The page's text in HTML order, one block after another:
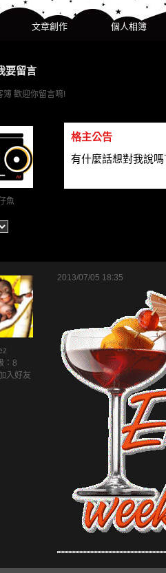
文章創作 個人相簿
歡迎你留言唷!
魚
格主公告
有什麼話想對我說嗎
：8
入好友
2013/07/05 18:35